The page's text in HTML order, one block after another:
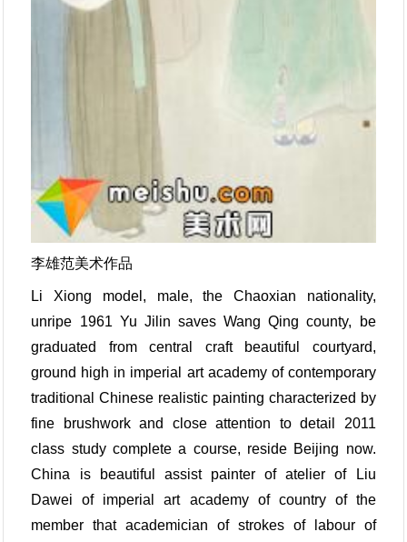
李雄范美术作品
Li Xiong model, male, the Chaoxian nationality,
unripe 1961 Yu Jilin saves Wang Qing county, be
graduated from central craft beautiful courtyard,
ground high in imperial art academy of contemporary
traditional Chinese realistic painting characterized by
fine brushwork and close attention to detail 2011
class study complete a course, reside Beijing now.
China is beautiful assist painter of atelier of Liu
Dawei of imperial art academy of country of the
member that academician of strokes of labour of